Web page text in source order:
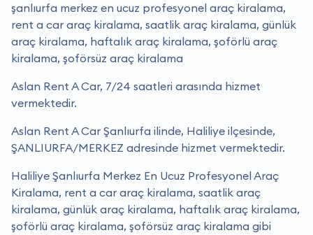
şanlıurfa merkez en ucuz profesyonel araç kiralama,
rent a car araç kiralama, saatlik araç kiralama, günlük
araç kiralama, haftalık araç kiralama, şoförlü araç
kiralama, şoförsüz araç kiralama
Aslan Rent A Car, 7/24 saatleri arasında hizmet
vermektedir.
Aslan Rent A Car Şanlıurfa ilinde, Haliliye ilçesinde,
ŞANLIURFA/MERKEZ adresinde hizmet vermektedir.
Haliliye Şanlıurfa Merkez En Ucuz Profesyonel Araç
Kiralama, rent a car araç kiralama, saatlik araç
kiralama, günlük araç kiralama, haftalık araç kiralama,
şoförlü araç kiralama, şoförsüz araç kiralama gibi